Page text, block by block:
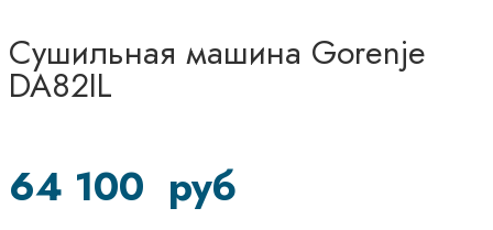
Сушильная машина Gorenje
DA82IL
64 100 руб